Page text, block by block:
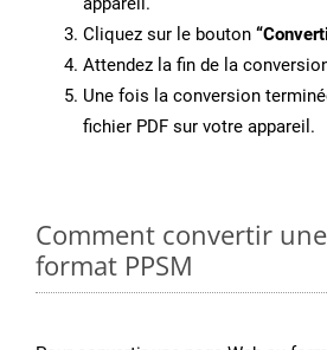
Cliquez sur le bouton
Attendez la fin de la
Une fois la conversion
fichier PDF sur votre appareil.
Comment convertir
format PPSM